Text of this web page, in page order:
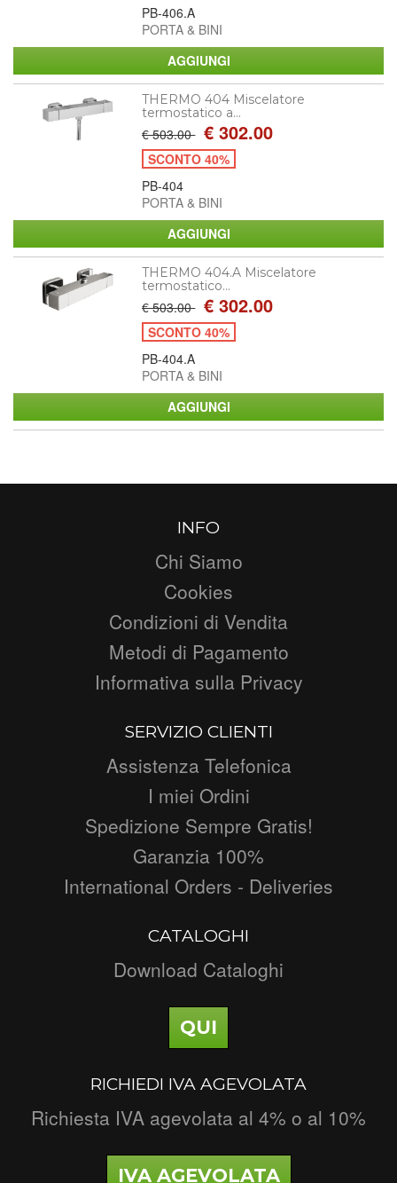
PB-406.A
PORTA & BINI
THERMO 404 Miscelatore
termostatico a...
€ 503.00 € 302.00
SCONTO 40%
PB-404
PORTA & BINI
THERMO 404.A Miscelatore
termostatico...
€ 503.00 € 302.00
SCONTO 40%
PB-404.A
PORTA & BINI
INFO
Chi Siamo
Cookies
Condizioni di Vendita
Metodi di Pagamento
Informativa sulla Privacy
SERVIZIO CLIENTI
Assistenza Telefonica
I miei Ordini
Spedizione Sempre Gratis!
Garanzia 100%
International Orders - Deliveries
CATALOGHI
Download Cataloghi
QUI
RICHIEDI IVA AGEVOLATA
Richiesta IVA agevolata al 4% o al 10%
IVA AGEVOLATA